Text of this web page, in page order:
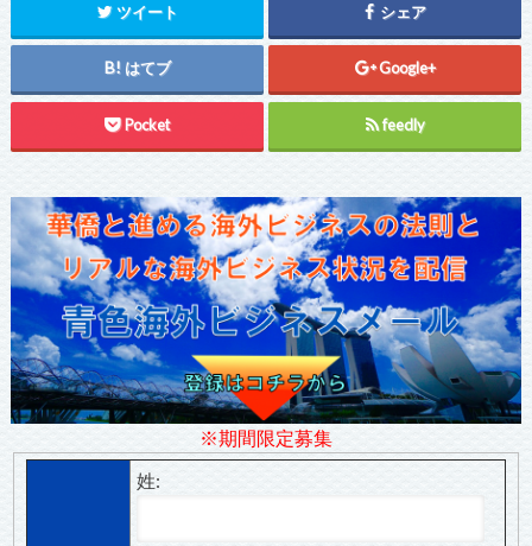
ツイート シェア
はてブ Google+
Pocket feedly
※期間限定募集
姓: